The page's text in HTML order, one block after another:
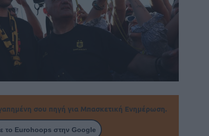
σου πηγή για Μπασκετική Ενημέρωση.
το Eurohoops στην Google